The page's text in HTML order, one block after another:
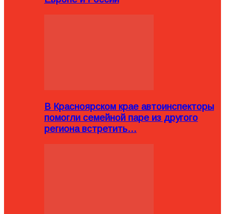
В Красноярском крае автоинспекторы
помогли семейной паре из другого
региона встретить…